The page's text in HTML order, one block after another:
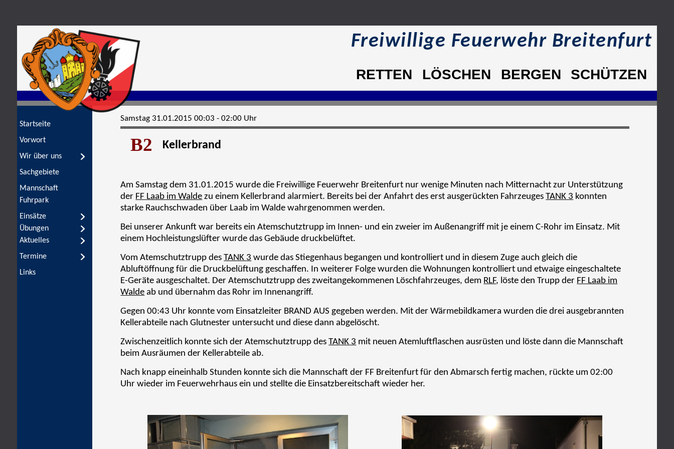
Freiwillige Feuerwehr Breitenfurt
RETTEN LÖSCHEN BERGEN SCHÜTZEN
Startseite
Vorwort
Wir über uns
Sachgebiete
Mannschaft
Fuhrpark
Einsätze
Übungen
Aktuelles
Termine
Links